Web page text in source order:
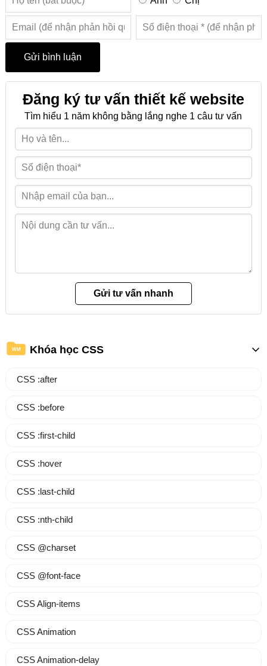
Đăng ký tư vấn thiết kế website
Tìm hiểu 1 năm không bằng lắng nghe 1 câu tư vấn
WM Khóa học CSS
CSS :after
CSS :before
CSS :first-child
CSS :hover
CSS :last-child
CSS :nth-child
CSS @charset
CSS @font-face
CSS Align-items
CSS Animation
CSS Animation-delay